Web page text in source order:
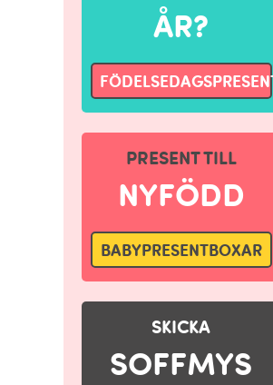
ÅR?
PRESENT TILL
NYFÖDD
BABYPRESENTBOXAR
SKICKA
SOFFMYS